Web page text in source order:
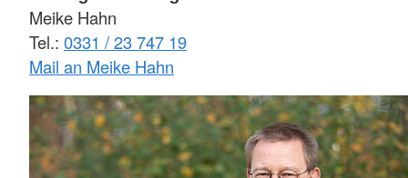
Meike Hahn
Tel.: 0331 / 23 747 19
Mail an Meike Hahn